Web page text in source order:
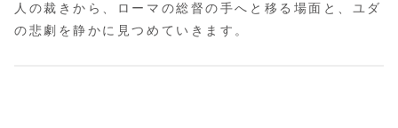
人の裁きから、ローマの総督の手へと移る場面と、ユダ
の悲劇を静かに見つめていきます。